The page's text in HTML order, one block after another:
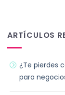
ARTÍCULOS
¿Te pierdes
para